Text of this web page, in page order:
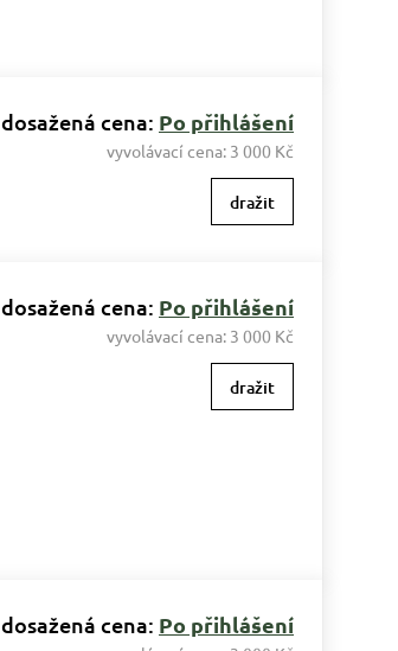
dosažená cena: Po přihlášení
vyvolávací cena: 3 000 Kč
dražit
dosažená cena: Po přihlášení
vyvolávací cena: 3 000 Kč
dražit
dosažená cena: Po přihlášení